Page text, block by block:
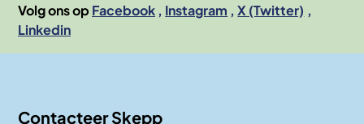
Volg ons op Facebook Instagram
X (Twitter)
Linkedin
Contacteer Skepp